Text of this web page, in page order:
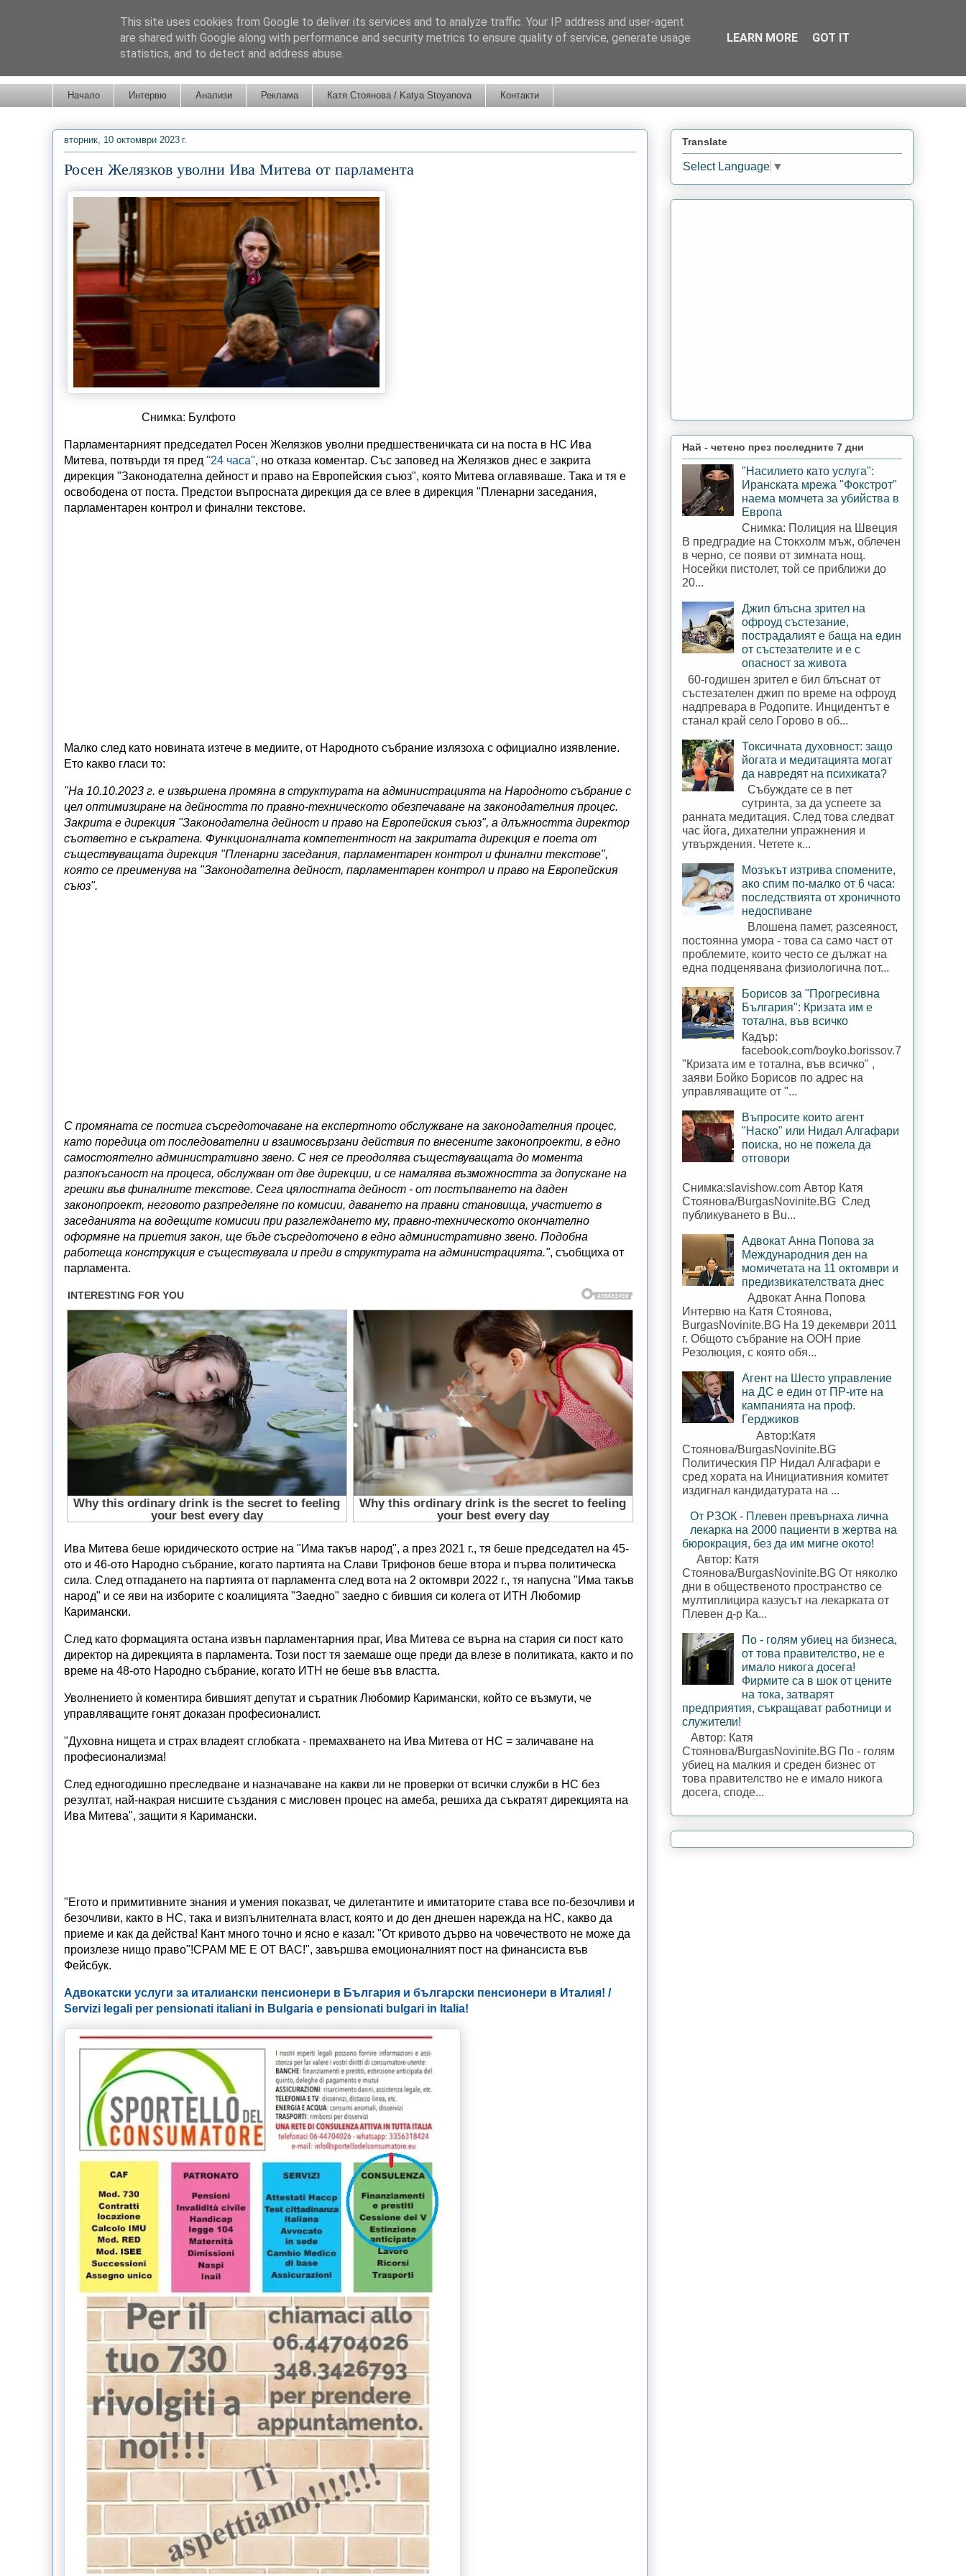
Начало Интервю Анализи Реклама Катя Стоянова / Katya Stoyanova Контакти
вторник, 10 октомври 2023 г.
Росен Желязков уволни Ива Митева от парламента
Снимка: Булфото
Парламентарният председател Росен Желязков уволни предшественичката си на поста в НС Ива
Митева, потвърди тя пред "24 часа", но отказа коментар. Със заповед на Желязков днес е закрита
дирекция "Законодателна дейност и право на Европейския съюз", която Митева оглавяваше. Така и тя е
освободена от поста. Предстои въпросната дирекция да се влее в дирекция "Пленарни заседания,
парламентарен контрол и финални текстове.
Малко след като новината изтече в медиите, от Народното събрание излязоха с официално изявление.
Ето какво гласи то:
"На 10.10.2023 г. е извършена промяна в структурата на администрацията на Народното събрание с
цел оптимизиране на дейността по правно-техническото обезпечаване на законодателния процес.
Закрита е дирекция "Законодателна дейност и право на Европейския съюз", а длъжността директор
съответно е съкратена. Функционалната компетентност на закритата дирекция е поета от
съществуващата дирекция "Пленарни заседания, парламентарен контрол и финални текстове",
която се преименува на "Законодателна дейност, парламентарен контрол и право на Европейския
съюз".
С промяната се постига съсредоточаване на експертното обслужване на законодателния процес,
като поредица от последователни и взаимосвързани действия по внесените законопроекти, в едно
самостоятелно административно звено. С нея се преодолява съществуващата до момента
разпокъсаност на процеса, обслужван от две дирекции, и се намалява възможността за допускане на
грешки във финалните текстове. Сега цялостната дейност - от постъпването на даден
законопроект, неговото разпределяне по комисии, даването на правни становища, участието в
заседанията на водещите комисии при разглеждането му, правно-техническото окончателно
оформяне на приетия закон, ще бъде съсредоточено в едно административно звено. Подобна
работеща конструкция е съществувала и преди в структурата на администрацията.", съобщиха от
парламента.
Ива Митева беше юридическото острие на "Има такъв народ", а през 2021 г., тя беше председател на 45-
ото и 46-ото Народно събрание, когато партията на Слави Трифонов беше втора и първа политическа
сила. След отпадането на партията от парламента след вота на 2 октомври 2022 г., тя напусна "Има такъв
народ" и се яви на изборите с коалицията "Заедно" заедно с бившия си колега от ИТН Любомир
Каримански.
След като формацията остана извън парламентарния праг, Ива Митева се върна на стария си пост като
директор на дирекцията в парламента. Този пост тя заемаше още преди да влезе в политиката, както и по
време на 48-ото Народно събрание, когато ИТН не беше във властта.
Уволнението ѝ коментира бившият депутат и съратник Любомир Каримански, който се възмути, че
управляващите гонят доказан професионалист.
"Духовна нищета и страх владеят сглобката - премахването на Ива Митева от НС = заличаване на
професионализма!
След едногодишно преследване и назначаване на какви ли не проверки от всички служби в НС без
резултат, най-накрая нисшите създания с мисловен процес на амеба, решиха да съкратят дирекцията на
Ива Митева", защити я Каримански.
"Егото и примитивните знания и умения показват, че дилетантите и имитаторите става все по-безочливи и
безочливи, както в НС, така и визпълнителната власт, която и до ден днешен нарежда на НС, какво да
приеме и как да действа! Кант много точно и ясно е казал: "От кривото дърво на човечеството не може да
произлезе нищо право"!СРАМ МЕ Е ОТ ВАС!", завършва емоционалният пост на финансиста във
Фейсбук.
Адвокатски услуги за италиански пенсионери в България и български пенсионери в Италия! /
Servizi legali per pensionati italiani in Bulgaria e pensionati bulgari in Italia!
Translate
Select Language ▼
Най - четено през последните 7 дни
"Насилието като услуга":
Иранската мрежа "Фокстрот"
наема момчета за убийства в
Европа
Снимка: Полиция на Швеция
В предградие на Стокхолм мъж, облечен
в черно, се появи от зимната нощ.
Носейки пистолет, той се приближи до
20...
Джип блъсна зрител на
офроуд състезание,
пострадалият е баща на един
от състезателите и е с
опасност за живота
60-годишен зрител е бил блъснат от
състезателен джип по време на офроуд
надпревара в Родопите. Инцидентът е
станал край село Горово в об...
Токсичната духовност: защо
йогата и медитацията могат
да навредят на психиката?
Събуждате се в пет
сутринта, за да успеете за
ранната медитация. След това следват
час йога, дихателни упражнения и
утвърждения. Четете к...
Мозъкът изтрива спомените,
ако спим по-малко от 6 часа:
последствията от хроничното
недоспиване
Влошена памет, разсеяност,
постоянна умора - това са само част от
проблемите, които често се дължат на
една подценявана физиологична пот...
Борисов за "Прогресивна
България": Кризата им е
тотална, във всичко
Кадър:
facebook.com/boyko.borissov.7
"Кризата им е тотална, във всичко" ,
заяви Бойко Борисов по адрес на
управляващите от "...
Въпросите които агент
"Наско" или Нидал Алгафари
поиска, но не пожела да
отговори
Снимка:slavishow.com Автор Катя
Стоянова/BurgasNovinite.BG След
публикуването в Bu...
Адвокат Анна Попова за
Международния ден на
момичетата на 11 октомври и
предизвикателствата днес
Адвокат Анна Попова
Интервю на Катя Стоянова,
BurgasNovinite.BG На 19 декември 2011
г. Общото събрание на ООН прие
Резолюция, с която обя...
Агент на Шесто управление
на ДС е един от ПР-ите на
кампанията на проф.
Герджиков
Автор:Катя
Стоянова/BurgasNovinite.BG
Политическия ПР Нидал Алгафари е
сред хората на Инициативния комитет
издигнал кандидатурата на ...
От РЗОК - Плевен превърнаха лична
лекарка на 2000 пациенти в жертва на
бюрокрация, без да им мигне окото!
Автор: Катя
Стоянова/BurgasNovinite.BG От няколко
дни в общественото пространство се
мултиплицира казусът на лекарката от
Плевен д-р Ка...
По - голям убиец на бизнеса,
от това правителство, не е
имало никога досега!
Фирмите са в шок от цените
на тока, затварят
предприятия, съкращават работници и
служители!
Автор: Катя
Стоянова/BurgasNovinite.BG По - голям
убиец на малкия и среден бизнес от
това правителство не е имало никога
досега, споде...
This site uses cookies from Google to deliver its services and to analyze traffic. Your IP address and user-agent
are shared with Google along with performance and security metrics to ensure quality of service, generate usage
statistics, and to detect and address abuse.
LEARN MORE GOT IT